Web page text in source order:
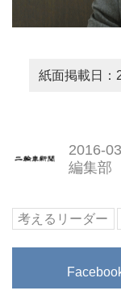
紙面掲載日：
2016-
編集部
考えるリーダー